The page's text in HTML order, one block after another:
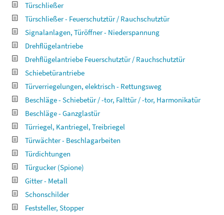
Türschließer
Türschließer - Feuerschutztür / Rauchschutztür
Signalanlagen, Türöffner - Niederspannung
Drehflügelantriebe
Drehflügelantriebe Feuerschutztür / Rauchschutztür
Schiebetürantriebe
Türverriegelungen, elektrisch - Rettungsweg
Beschläge - Schiebetür / -tor, Falttür / -tor, Harmonikatür
Beschläge - Ganzglastür
Türriegel, Kantriegel, Treibriegel
Türwächter - Beschlagarbeiten
Türdichtungen
Türgucker (Spione)
Gitter - Metall
Schonschilder
Feststeller, Stopper